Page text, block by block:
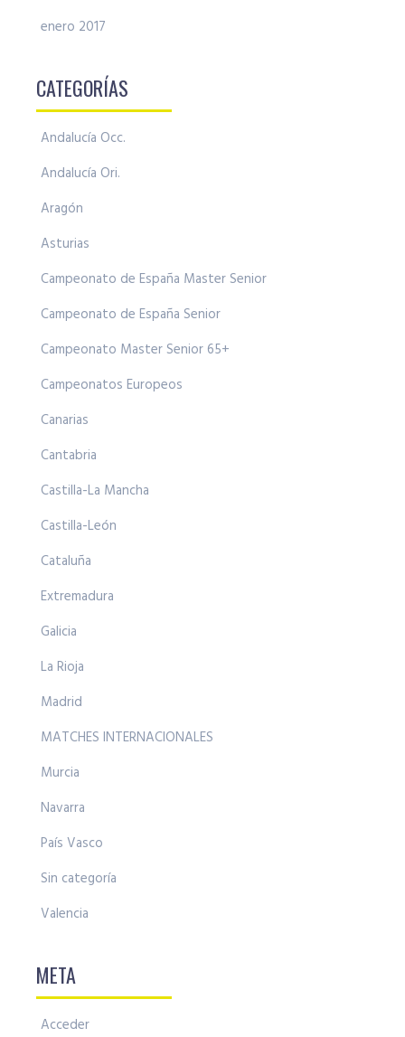
enero 2017
CATEGORÍAS
Andalucía Occ.
Andalucía Ori.
Aragón
Asturias
Campeonato de España Master Senior
Campeonato de España Senior
Campeonato Master Senior 65+
Campeonatos Europeos
Canarias
Cantabria
Castilla-La Mancha
Castilla-León
Cataluña
Extremadura
Galicia
La Rioja
Madrid
MATCHES INTERNACIONALES
Murcia
Navarra
País Vasco
Sin categoría
Valencia
META
Acceder